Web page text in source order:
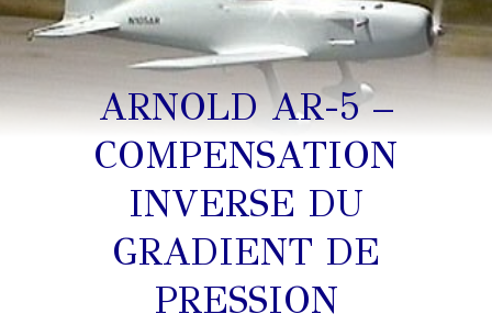
ARNOLD AR-5 –
COMPENSATION
INVERSE DU
GRADIENT DE
PRESSION